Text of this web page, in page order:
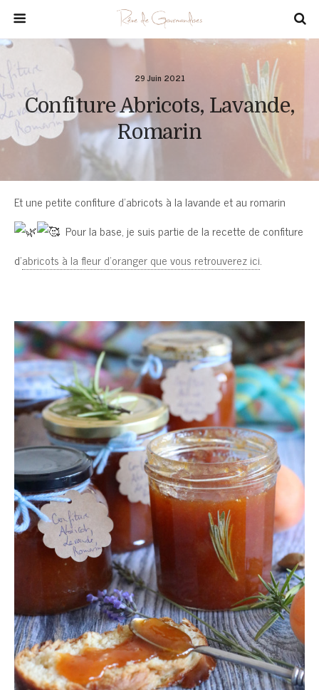
29 Juin 2021
Confiture Abricots, Lavande,
Romarin
Et une petite confiture d’abricots à la lavande et au romarin
Pour la base, je suis partie de la recette de confiture
d’abricots à la fleur d’oranger que vous retrouverez ici.